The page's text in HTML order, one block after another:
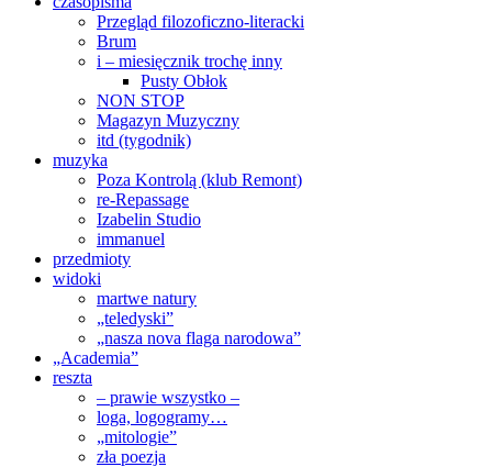
Przegląd filozoficzno-literacki
Brum
i – miesięcznik trochę inny
Pusty Obłok
NON STOP
Magazyn Muzyczny
itd (tygodnik)
muzyka
Poza Kontrolą (klub Remont)
re-Repassage
Izabelin Studio
immanuel
przedmioty
widoki
martwe natury
„teledyski”
„nasza nova flaga narodowa”
„Academia”
reszta
– prawie wszystko –
loga, logogramy…
„mitologie”
zła poezja